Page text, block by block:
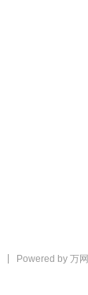
Powered by 万网